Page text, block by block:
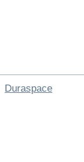
Duraspace